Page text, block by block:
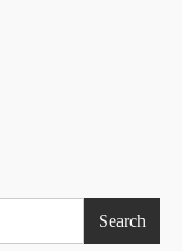
Search